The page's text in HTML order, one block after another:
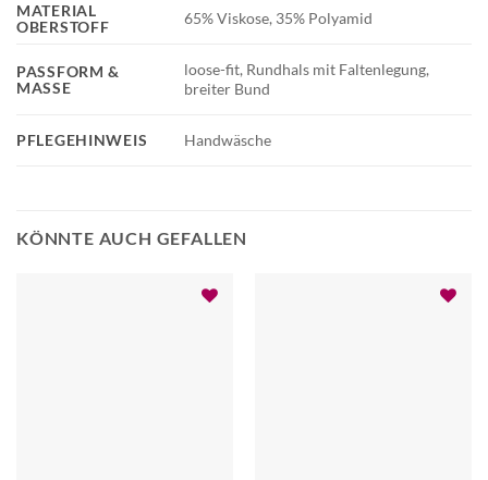
PFLEGEHINWEIS Handwäsche
MATERIAL
OBERSTOFF
65% Viskose, 35% Polyamid
PASSFORM &
MASSE
loose-fit, Rundhals mit Faltenlegung,
breiter Bund
KÖNNTE AUCH GEFALLEN